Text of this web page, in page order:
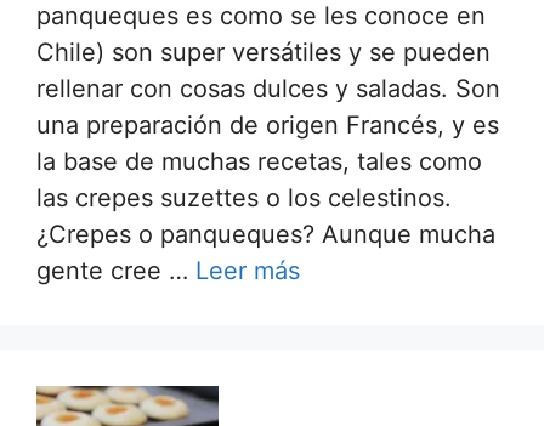
panqueques es como se les conoce en
Chile) son super versátiles y se pueden
rellenar con cosas dulces y saladas. Son
una preparación de origen Francés, y es
la base de muchas recetas, tales como
las crepes suzettes o los celestinos.
¿Crepes o panqueques? Aunque mucha
gente cree … Leer más